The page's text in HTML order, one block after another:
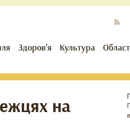
Здоров’я Культура
на